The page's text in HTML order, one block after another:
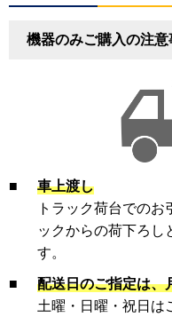
機器のみご購入の注意
■
車上渡し
トラック荷台での
ックからの荷下ろし
す。
■
配送日のご指定は、
土曜・日曜・祝日は